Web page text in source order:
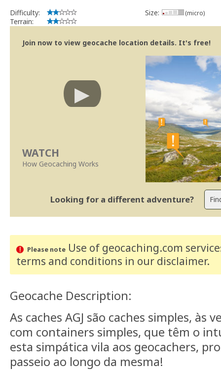
Community Volunteer Reviewer
Centro de Ajuda
Linhas Orientação
Difficulty:
Terrain:
Size: (micro)
Join now to view geocache location details. It's free!
WATCH
How Geocaching Works
Looking for a different adventure?
Please noteUse of geocaching.com
terms and conditions in our disclaimer.
Geocache Description:
As caches AGJ são caches simples, às
com containers simples, que têm o
esta simpática vila aos geocachers,
passeio ao longo da mesma!